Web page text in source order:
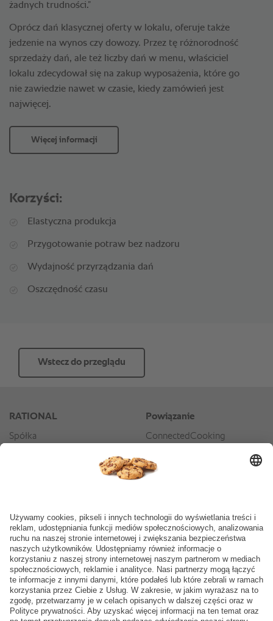
żadnych trudności.”
Oprócz dań klasycznej oferty w lokalu, oferuje także
jedzenie na wynos czy dowozy. Przez tę różnorodność
sprzedaży dań, ale też liczby dań w menu, właściciel
lokalu zdecydował się na zakup wyposażenia, które go
nie zawiedzie nawet w czasie, kiedy zamówień jest
najwięcej.
Więcej informacji
Korzyści:
Elastyczna produkcja
Przygotowanie potraw bez nadzoru
Wydajność przyrządzania dań
Oszczędność czasu
Wstecz do przeglądu